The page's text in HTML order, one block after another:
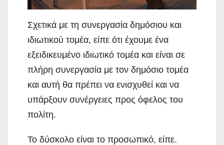
Σχετικά με τη συνεργασία δημόσιου και
ιδιωτικού τομέα, είπε ότι έχουμε ένα
εξειδικευμένο ιδιωτικό τομέα και είναι σε
πλήρη συνεργασία με τον δημόσιο τομέα
και αυτή θα πρέπει να ενισχυθεί και να
υπάρξουν συνέργειες προς όφελος του
πολίτη.
Το δύσκολο είναι το προσωπικό, είπε.